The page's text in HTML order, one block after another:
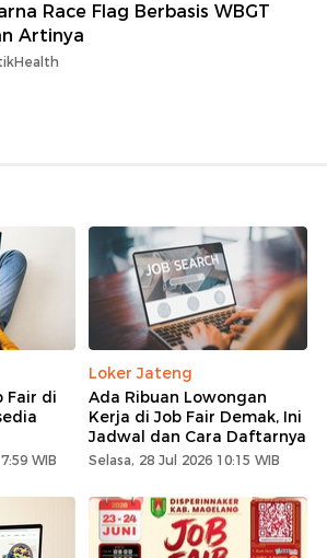
Race Flag Berbasis WBGT
Artinya
Fair di
WIB
Loker Jateng
Ada Ribuan Lowongan
Kerja di Job Fair Demak, Ini
Jadwal dan Cara Daftarnya
Selasa, 28 Jul 2026 10:15 WIB